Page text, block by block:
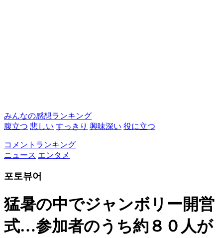
みんなの感想ランキング
腹立つ 悲しい すっきり 興味深い 役に立つ
コメントランキング
ニュース エンタメ
포토뷰어
猛暑の中でジャンボリー開営
式…参加者のうち約８０人が